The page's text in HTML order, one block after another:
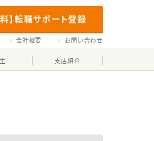
料】転職サポート登録
会社概要 お問い合わせ
支店紹介